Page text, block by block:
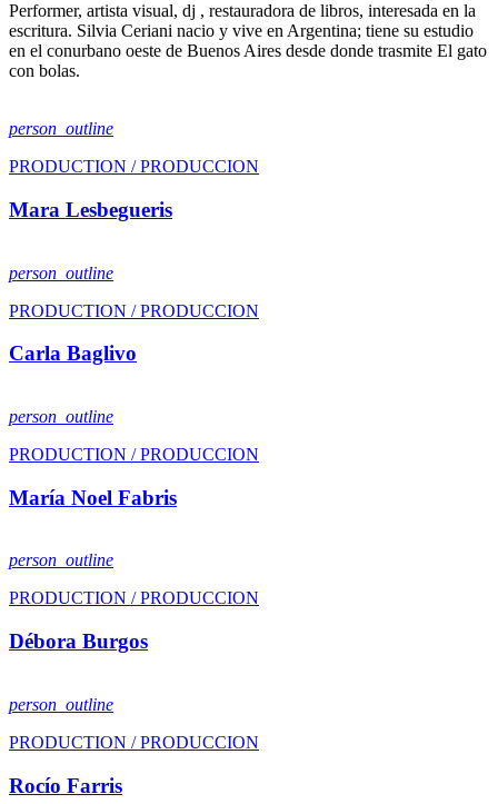
Performer, artista visual, dj , restauradora de libros, interesada en la
escritura. Silvia Ceriani nacio y vive en Argentina; tiene su estudio
en el conurbano oeste de Buenos Aires desde donde trasmite El gato
con bolas.
person_outline
PRODUCTION / PRODUCCION
Mara Lesbegueris
person_outline
PRODUCTION / PRODUCCION
Carla Baglivo
person_outline
PRODUCTION / PRODUCCION
María Noel Fabris
person_outline
PRODUCTION / PRODUCCION
Débora Burgos
person_outline
PRODUCTION / PRODUCCION
Rocío Farris